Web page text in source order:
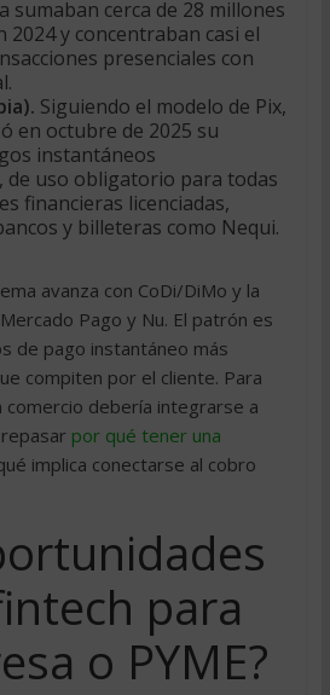
sumaban cerca de 28 millones
2024 y concentraban casi el
presenciales con
Siguiendo el modelo de Pix,
en octubre de 2025 su
instantáneos
de uso obligatorio para todas
financieras licenciadas,
y billeteras como Nequi.
avanza con CoDi/DiMo y la
Pago y Nu. El patrón es
de pago instantáneo más
compiten por el cliente. Para
debería integrarse a
por qué tener una
implica conectarse al cobro
para
o PYME?